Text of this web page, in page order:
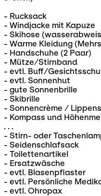
- Rucksack
- Windjacke mit Kapuze
- Skihose
- Warme Kleidung
- Handschuhe (2 Paar)
- Mütze/Stirnband
- evtl. Buff/
- evtl. Sonnenhut
- gute Sonnenbrille
- Skibrille
- Sonnencrème /
- Kompass und
. . .
- Stirn- oder
- Seidenschlafsack
- Toilettenartikel
- Ersatzwäsche
- evtl. Blasenpflaster
- evtl. Persönliche
- evtl. Ohropax